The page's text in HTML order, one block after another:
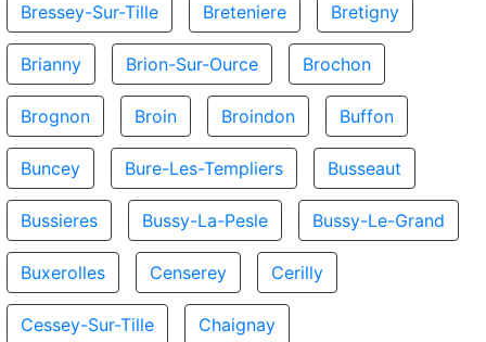
Bressey-Sur-Tille Breteniere Bretigny
Brianny Brion-Sur-Ource Brochon
Brognon Broin Broindon Buffon
Buncey Bure-Les-Templiers Busseaut
Bussieres Bussy-La-Pesle Bussy-Le-Grand
Buxerolles Censerey Cerilly
Cessey-Sur-Tille Chaignay